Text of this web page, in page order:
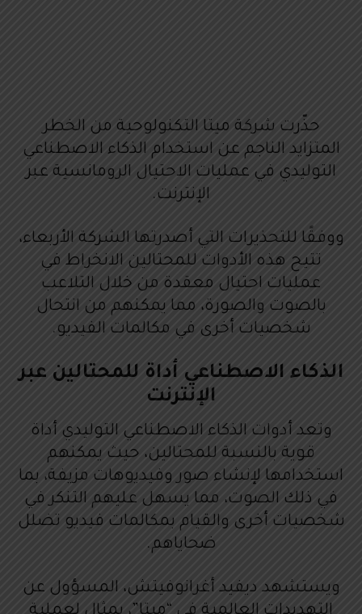
حذّرت شركة ميتا التكنولوحية من الخطر
المتزايد الناجم عن استخدام الذكاء الاصطناعي
التوليدي في عمليات الاحتيال الرومانسية عبر
الإنترنت.
ووفقًا للتحذيرات التي أصدرتها الشركة الأربعاء،
تتيح هذه الأدوات للمحتالين الانخراط في
عمليات احتيال معقدة من خلال التلاعب
بالصوت والصورة، مما يمكنهم من انتحال
شخصيات أخرى في مكالمات الفيديو.
الذكاء الاصطناعي أداة للمحتالين عبر
الإنترنت
وتعد أدوات الذكاء الاصطناعي التوليدي أداة
قوية بالنسبة للمحتالين، حيث يمكنهم
استخدامها لإنشاء صور وفيديوهات مزيفة، بما
في ذلك الصوت، مما يسهل عليهم التنكر في
شخصيات أخرى والقيام بمكالمات فيديو تضلل
ضحاياهم.
ويستشهد ديفيد أغرانوفيتش، المسؤول عن